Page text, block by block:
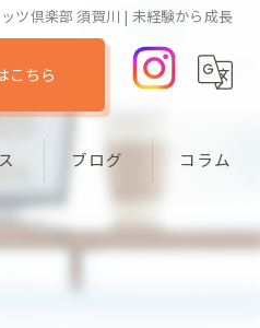
ツ倶楽部 須賀川 | 未経験から成長
こちら
ブログ コラム